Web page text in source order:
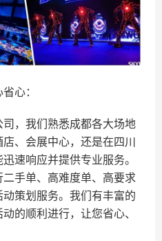
心：
，我们熟悉成都各大场地
、会展中心，还是在四川
速响应并提供专业服务。
手单、高难度单、高要求
策划服务。我们有丰富的
的顺利进行，让您省心、